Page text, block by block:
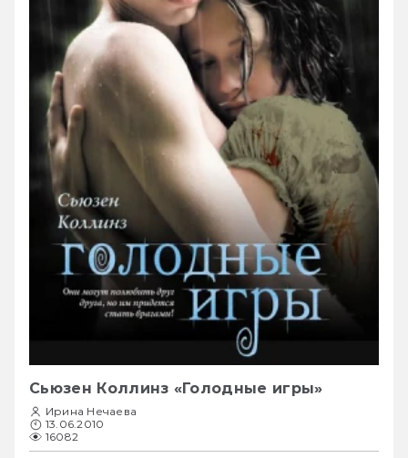
Сьюзен Коллинз «Голодные игры»
Ирина Нечаева
13.06.2010
16082